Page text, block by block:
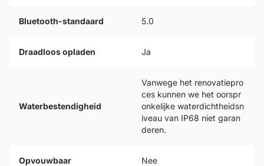
Bluetooth-standaard 5.0
Draadloos opladen Ja
Waterbestendigheid
Vanwege het renovatiepro
ces kunnen we het oorspr
onkelijke waterdichtheidsn
iveau van IP68 niet garan
deren.
Opvouwbaar Nee